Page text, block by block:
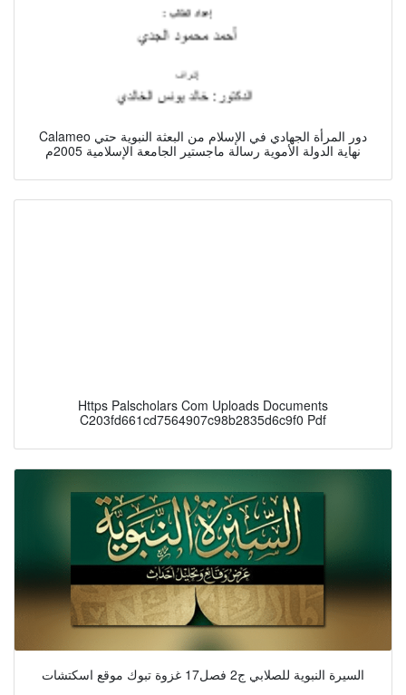
Calameo دور المرأة الجهادي في الإسلام من البعثة النبوية حتي
نهاية الدولة الأموية رسالة ماجستير الجامعة الإسلامية 2005م
Https Palscholars Com Uploads Documents
C203fd661cd7564907c98b2835d6c9f0 Pdf
السيرة النبوية للصلابي ج2 فصل17 غزوة تبوك موقع اسكتشات